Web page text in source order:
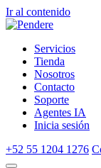
Ir al contenido
Servicios
Tienda
Nosotros
Contacto
Soporte
Agentes IA
Inicia sesión
+52 55 1204 1276